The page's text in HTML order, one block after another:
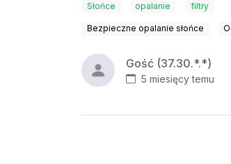
Słońce opalanie filtry
Bezpieczne opalanie słońce
Gość (37.30.*.*)
5 miesięcy temu